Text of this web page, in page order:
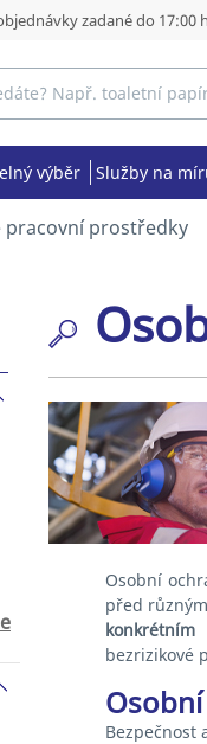
zadané do 17:00
výběr Služby na
pracovní prostředky
Osobní
před
konkrétním
bezrizikové
Bezpečnost